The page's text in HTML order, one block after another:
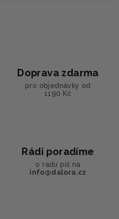
Doprava zdarma
pro objednávky od
1190 Kč
Rádi poradíme
o radu piš na
info@dalora.cz